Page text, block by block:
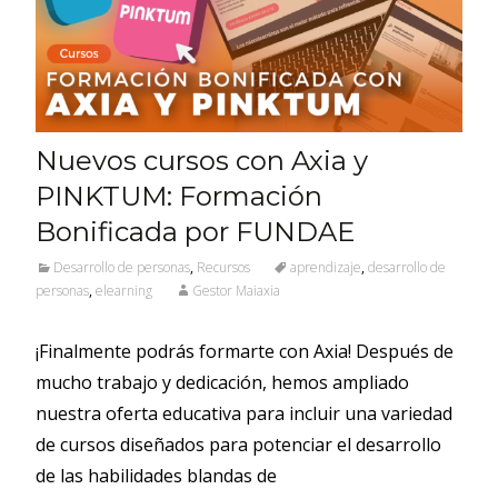
Nuevos cursos con Axia y
PINKTUM: Formación
Bonificada por FUNDAE
Desarrollo de personas, Recursos aprendizaje,desarrollo de
personas,elearning Gestor Maiaxia
¡Finalmente podrás formarte con Axia! Después de
mucho trabajo y dedicación, hemos ampliado
nuestra oferta educativa para incluir una variedad
de cursos diseñados para potenciar el desarrollo
de las habilidades blandas de